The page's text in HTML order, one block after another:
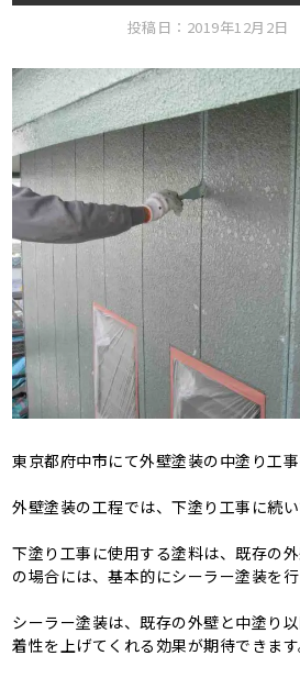
投稿日：2019年12月2日
東京都府中市にて外壁塗装の中塗り工事
外壁塗装の工程では、下塗り工事に続い
下塗り工事に使用する塗料は、既存の
の場合には、基本的にシーラー塗装を行
シーラー塗装は、既存の外壁と中塗り
着性を上げてくれる効果が期待できます